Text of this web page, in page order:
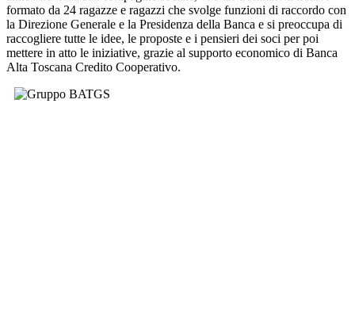
formato da 24 ragazze e ragazzi che svolge funzioni di raccordo con
la Direzione Generale e la Presidenza della Banca e si preoccupa di
raccogliere tutte le idee, le proposte e i pensieri dei soci per poi
mettere in atto le iniziative, grazie al supporto economico di Banca
Alta Toscana Credito Cooperativo.